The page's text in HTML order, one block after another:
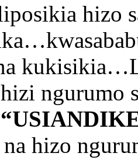
hizo
ngurumo
hizo